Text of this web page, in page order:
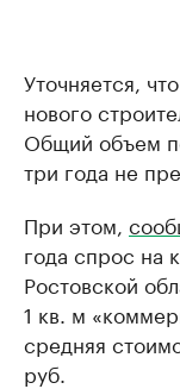
Уточняется,
нового
Общий объем
три года не
При этом,
года спрос на
Ростовской
1 кв. м
средняя
руб.